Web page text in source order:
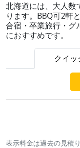
北海道には、大人数
ります。BBQ可2軒
合宿・卒業旅行・グ
におすすめです。
クイ
表示料金は過去の見積